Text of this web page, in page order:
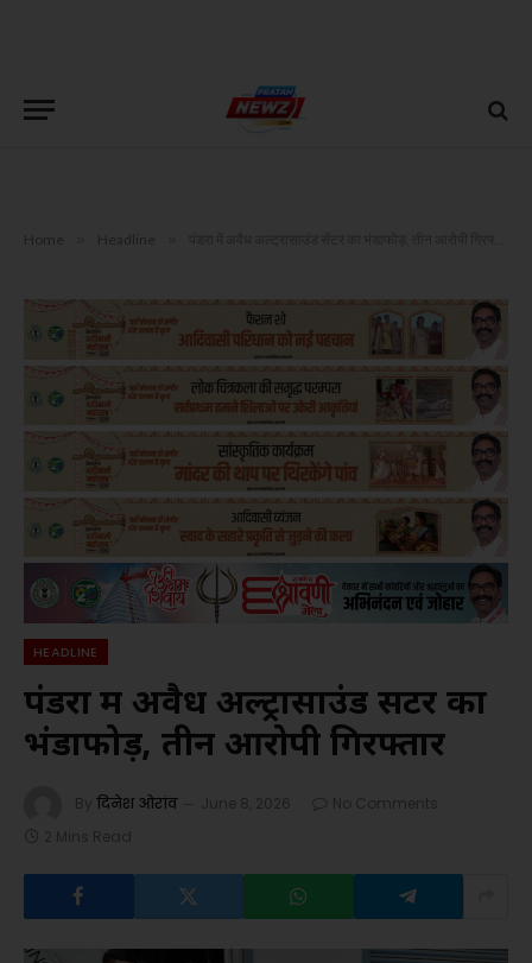
Home Headline
HEADLINE
पंडरा में अवैध अल्ट्रासाउंड सेंटर का
भंडाफोड़, तीन आरोपी गिरफ्तार
By दिनेश ओरांव June 8, 2026
No Comments
2 Mins Read